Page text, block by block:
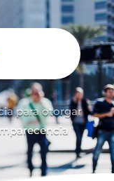
para otorgar